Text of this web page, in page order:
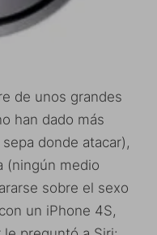
de unos grandes
han dado más
donde atacar),
(ningún medio
sobre el sexo
un iPhone 4S,